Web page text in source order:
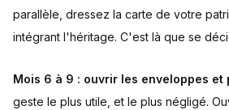
parallèle, dressez la carte de votre
intégrant l'héritage. C'est là que se
Mois 6 à 9 : ouvrir les enveloppes et
geste le plus utile, et le plus négligé.